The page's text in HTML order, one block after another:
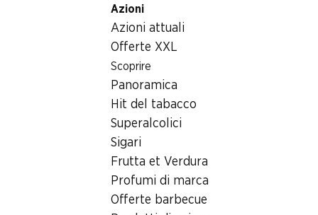
Azioni
Azioni attuali
Offerte XXL
Scoprire
Panoramica
Hit del tabacco
Superalcolici
Sigari
Frutta et Verdura
Profumi di marca
Offerte barbecue
Articoli non alimentari
Private Stock MF No.2 Tub 3